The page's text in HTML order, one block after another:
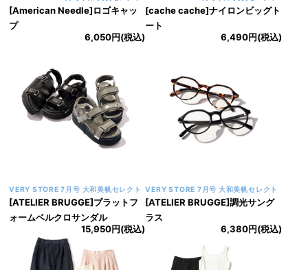
[American Needle]ロゴキャッ
プ
6,050円(税込)
[cache cache]ナイロンビッグト
ート
6,490円(税込)
VERY STORE 7月号 大和美帆セレクト
[ATELIER BRUGGE]プラットフ
ォームベルクロサンダル
15,950円(税込)
VERY STORE 7月号 大和美帆セレクト
[ATELIER BRUGGE]調光サング
ラス
6,380円(税込)